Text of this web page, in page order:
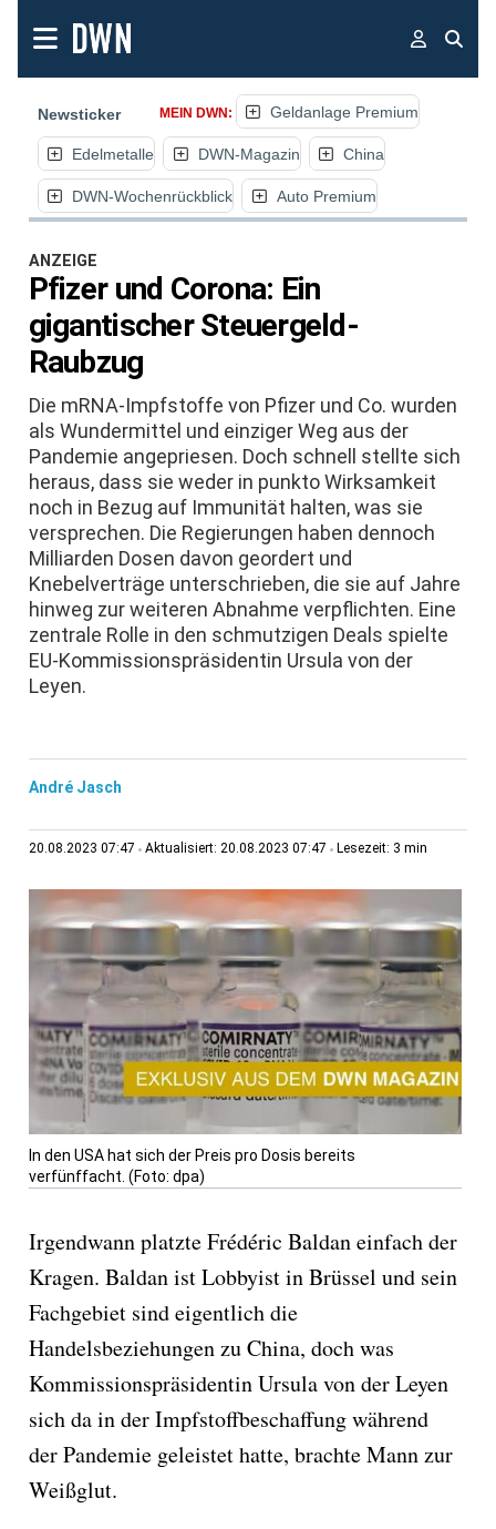
Newsticker MEIN DWN: Geldanlage Premium
Edelmetalle DWN-Magazin China
DWN-Wochenrückblick Auto Premium
ANZEIGE
Pfizer und Corona: Ein
gigantischer Steuergeld-
Raubzug
Die mRNA-Impfstoffe von Pfizer und Co. wurden
als Wundermittel und einziger Weg aus der
Pandemie angepriesen. Doch schnell stellte sich
heraus, dass sie weder in punkto Wirksamkeit
noch in Bezug auf Immunität halten, was sie
versprechen. Die Regierungen haben dennoch
Milliarden Dosen davon geordert und
Knebelverträge unterschrieben, die sie auf Jahre
hinweg zur weiteren Abnahme verpflichten. Eine
zentrale Rolle in den schmutzigen Deals spielte
EU-Kommissionspräsidentin Ursula von der
Leyen.
André Jasch
20.08.2023 07:47 Aktualisiert: 20.08.2023 07:47 Lesezeit: 3 min
In den USA hat sich der Preis pro Dosis bereits
verfünffacht. (Foto: dpa)
Irgendwann platzte Frédéric Baldan einfach der
Kragen. Baldan ist Lobbyist in Brüssel und sein
Fachgebiet sind eigentlich die
Handelsbeziehungen zu China, doch was
Kommissionspräsidentin Ursula von der Leyen
sich da in der Impfstoffbeschaffung während
der Pandemie geleistet hatte, brachte Mann zur
Weißglut.